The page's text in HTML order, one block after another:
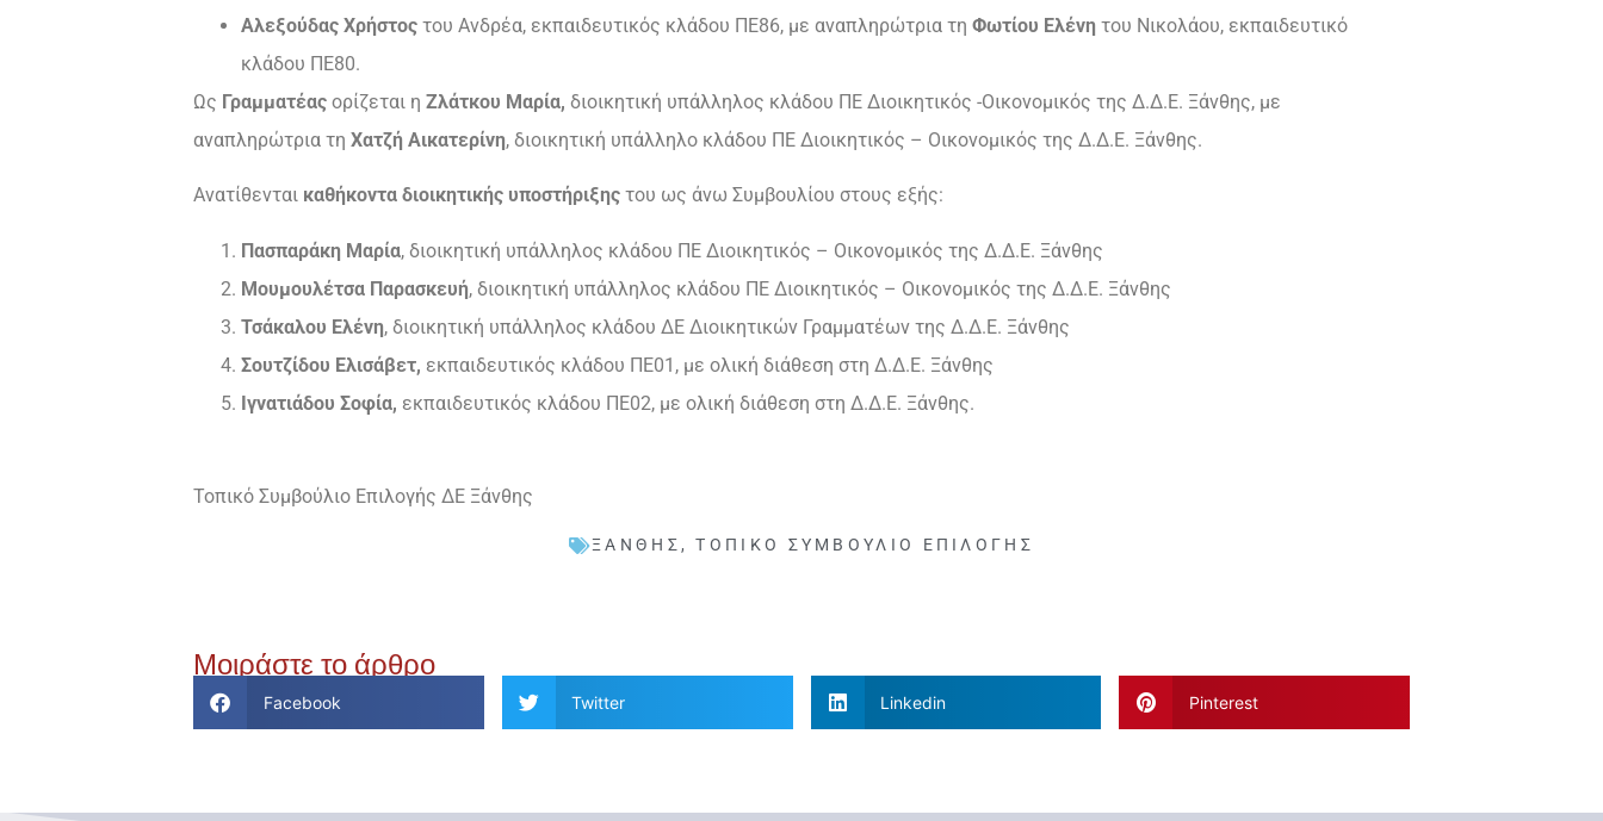
Αλεξούδας Χρήστος του Ανδρέα, εκπαιδευτικός κλάδου ΠΕ86, με αναπληρώτρια τη Φωτίου Ελένη του Νικολάου, εκπαιδευτικό
κλάδου ΠΕ80.
Ως Γραμματέας ορίζεται η Ζλάτκου Μαρία, διοικητική υπάλληλος κλάδου ΠΕ Διοικητικός -Οικονομικός της Δ.Δ.Ε. Ξάνθης, με
αναπληρώτρια τη Χατζή Αικατερίνη, διοικητική υπάλληλο κλάδου ΠΕ Διοικητικός – Οικονομικός της Δ.Δ.Ε. Ξάνθης.
Ανατίθενται καθήκοντα διοικητικής υποστήριξης του ως άνω Συμβουλίου στους εξής:
Πασπαράκη Μαρία, διοικητική υπάλληλος κλάδου ΠΕ Διοικητικός – Οικονομικός της Δ.Δ.Ε. Ξάνθης
Μουμουλέτσα Παρασκευή, διοικητική υπάλληλος κλάδου ΠΕ Διοικητικός – Οικονομικός της Δ.Δ.Ε. Ξάνθης
Τσάκαλου Ελένη, διοικητική υπάλληλος κλάδου ΔΕ Διοικητικών Γραμματέων της Δ.Δ.Ε. Ξάνθης
Σουτζίδου Ελισάβετ, εκπαιδευτικός κλάδου ΠΕ01, με ολική διάθεση στη Δ.Δ.Ε. Ξάνθης
Ιγνατιάδου Σοφία, εκπαιδευτικός κλάδου ΠΕ02, με ολική διάθεση στη Δ.Δ.Ε. Ξάνθης.
Τοπικό Συμβούλιο Επιλογής ΔΕ Ξάνθης
ΞΆΝΘΗΣ,ΤΟΠΙΚΌ ΣΥΜΒΟΎΛΙΟ ΕΠΙΛΟΓΉΣ
Μοιράστε το άρθρο
Facebook Twitter Linkedin Pinterest